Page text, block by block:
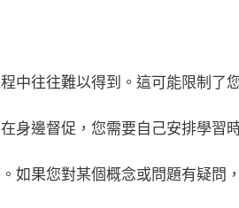
中往往難以得到。這可能限制了
身邊督促，您需要自己安排學習
如果您對某個概念或問題有疑問，